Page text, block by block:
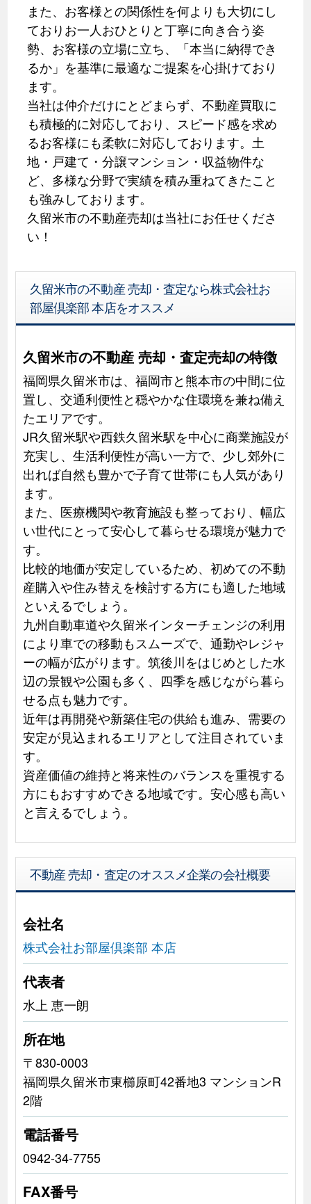
また、お客様との関係性を何よりも大切にし
ておりお一人おひとりと丁寧に向き合う姿
勢、お客様の立場に立ち、「本当に納得でき
るか」を基準に最適なご提案を心掛けており
ます。
当社は仲介だけにとどまらず、不動産買取に
も積極的に対応しており、スピード感を求め
るお客様にも柔軟に対応しております。土
地・戸建て・分譲マンション・収益物件な
ど、多様な分野で実績を積み重ねてきたこと
も強みしております。
久留米市の不動産売却は当社にお任せくださ
い！
久留米市の不動産 売却・査定なら株式会社お
部屋倶楽部 本店をオススメ
久留米市の不動産 売却・査定売却の特徴
福岡県久留米市は、福岡市と熊本市の中間に位
置し、交通利便性と穏やかな住環境を兼ね備え
たエリアです。
JR久留米駅や西鉄久留米駅を中心に商業施設が
充実し、生活利便性が高い一方で、少し郊外に
出れば自然も豊かで子育て世帯にも人気があり
ます。
また、医療機関や教育施設も整っており、幅広
い世代にとって安心して暮らせる環境が魅力で
す。
比較的地価が安定しているため、初めての不動
産購入や住み替えを検討する方にも適した地域
といえるでしょう。
九州自動車道や久留米インターチェンジの利用
により車での移動もスムーズで、通勤やレジャ
ーの幅が広がります。筑後川をはじめとした水
辺の景観や公園も多く、四季を感じながら暮ら
せる点も魅力です。
近年は再開発や新築住宅の供給も進み、需要の
安定が見込まれるエリアとして注目されていま
す。
資産価値の維持と将来性のバランスを重視する
方にもおすすめできる地域です。安心感も高い
と言えるでしょう。
不動産 売却・査定のオススメ企業の会社概要
会社名
株式会社お部屋倶楽部 本店
代表者
水上 恵一朗
所在地
〒830-0003
福岡県久留米市東櫛原町42番地3 マンションR
2階
電話番号
0942-34-7755
FAX番号